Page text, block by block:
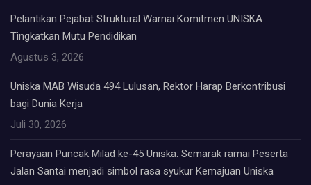
Pelantikan Pejabat Struktural Warnai Komitmen UNISKA
Tingkatkan Mutu Pendidikan
Agustus 3, 2026
Uniska MAB Wisuda 494 Lulusan, Rektor Harap Berkontribusi
bagi Dunia Kerja
Juli 30, 2026
Perayaan Puncak Milad ke-45 Uniska: Semarak ramai Peserta
Jalan Santai menjadi simbol rasa syukur Kemajuan Uniska